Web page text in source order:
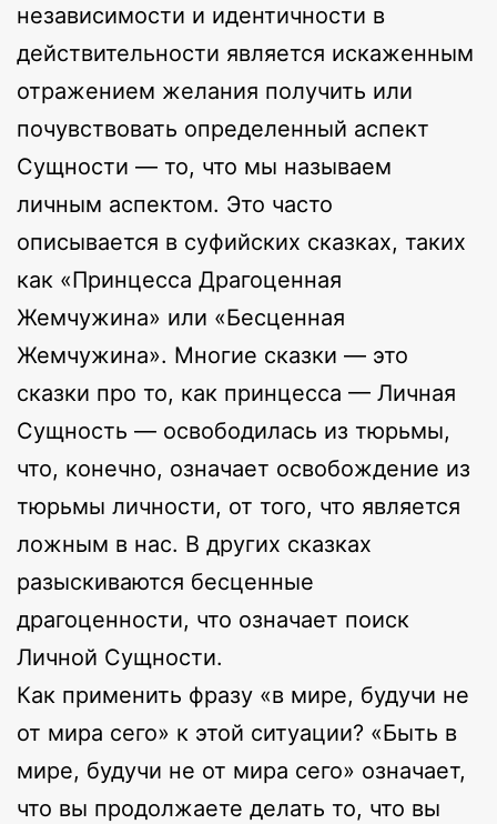
независимости и идентичности в
действительности является искаженным
отражением желания получить или
почувствовать определенный аспект
Сущности — то, что мы называем
личным аспектом. Это часто
описывается в суфийских сказках, таких
как «Принцесса Драгоценная
Жемчужина» или «Бесценная
Жемчужина». Многие сказки — это
сказки про то, как принцесса — Личная
Сущность — освободилась из тюрьмы,
что, конечно, означает освобождение из
тюрьмы личности, от того, что является
ложным в нас. В других сказках
разыскиваются бесценные
драгоценности, что означает поиск
Личной Сущности.
Как применить фразу «в мире, будучи не
от мира сего» к этой ситуации? «Быть в
мире, будучи не от мира сего» означает,
что вы продолжаете делать то, что вы